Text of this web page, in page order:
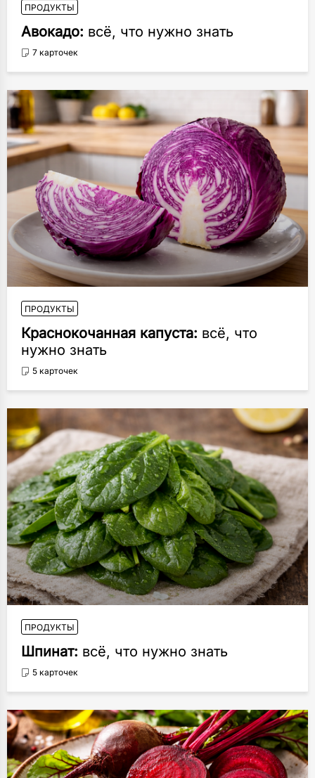
ПРОДУКТЫ
Авокадо: всё, что нужно знать
7 карточек
ПРОДУКТЫ
Краснокочанная капуста: всё, что
нужно знать
5 карточек
ПРОДУКТЫ
Шпинат: всё, что нужно знать
5 карточек